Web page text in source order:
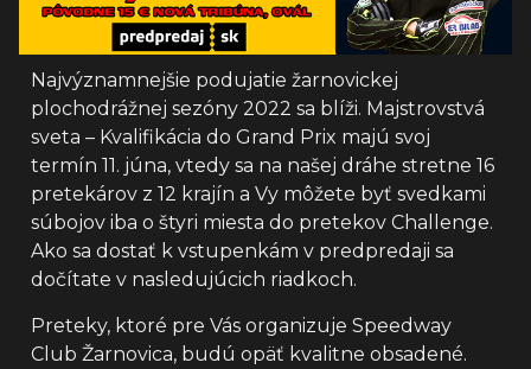
Najvýznamnejšie podujatie žarnovickej
plochodrážnej sezóny 2022 sa blíži. Majstrovstvá
sveta – Kvalifikácia do Grand Prix majú svoj
termín 11. júna, vtedy sa na našej dráhe stretne 16
pretekárov z 12 krajín a Vy môžete byť svedkami
súbojov iba o štyri miesta do pretekov Challenge.
Ako sa dostať k vstupenkám v predpredaji sa
dočítate v nasledujúcich riadkoch.
Preteky, ktoré pre Vás organizuje Speedway
Club Žarnovica, budú opäť kvalitne obsadené.